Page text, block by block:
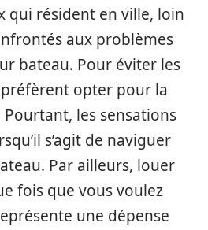
qui résident en ville, loin
aux problèmes
bateau. Pour éviter les
opter pour la
les sensations
s’agit de naviguer
Par ailleurs, louer
fois que vous voulez
une dépense